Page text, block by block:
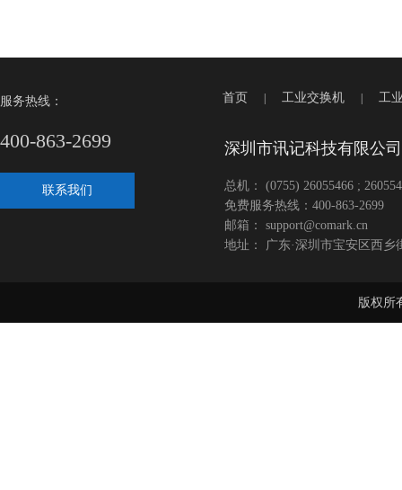
服务热线：
400-863-2699
联系我们
首页 工业交换机 工
深圳市讯记科技有限公司
总机： (0755) 26055466 ;
免费服务热线：400-863-2699
邮箱： support@comark.cn
地址： 广东·深圳市宝安区西
版权所